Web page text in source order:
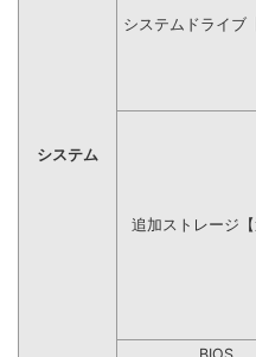
システム
システムドライブ
追加ストレージ【